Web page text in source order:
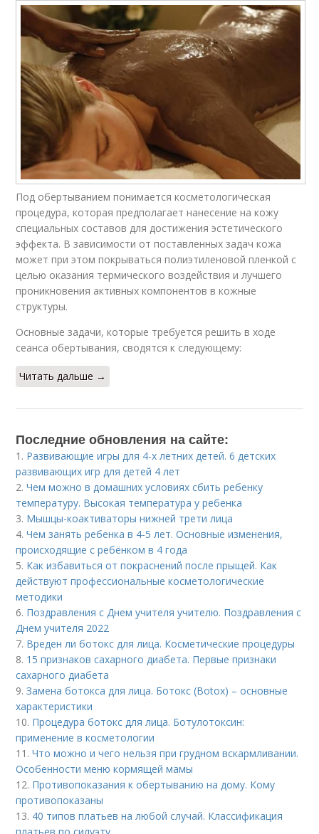
Под обертыванием понимается косметологическая
процедура, которая предполагает нанесение на кожу
специальных составов для достижения эстетического
эффекта. В зависимости от поставленных задач кожа
может при этом покрываться полиэтиленовой пленкой с
целью оказания термического воздействия и лучшего
проникновения активных компонентов в кожные
структуры.
Основные задачи, которые требуется решить в ходе
сеанса обертывания, сводятся к следующему:
Читать дальше →
Последние обновления на сайте:
1. Развивающие игры для 4-х летних детей. 6 детских
развивающих игр для детей 4 лет
2.Чем можно в домашних условиях сбить ребенку
температуру. Высокая температура у ребенка
3. Мышцы-коактиваторы нижней трети лица
4.Чем занять ребенка в 4-5 лет. Основные изменения,
происходящие с ребёнком в 4 года
5. Как избавиться от покраснений после прыщей. Как
действуют профессиональные косметологические
методики
6. Поздравления с Днем учителя учителю. Поздравления с
Днем учителя 2022
7. Вреден ли ботокс для лица. Косметические процедуры
8. 15 признаков сахарного диабета. Первые признаки
сахарного диабета
9.Замена ботокса для лица. Ботокс (Botox) – основные
характеристики
10. Процедура ботокс для лица. Ботулотоксин:
применение в косметологии
11.Что можно и чего нельзя при грудном вскармливании.
Особенности меню кормящей мамы
12. Противопоказания к обертыванию на дому. Кому
противопоказаны
13. 40 типов платьев на любой случай. Классификация